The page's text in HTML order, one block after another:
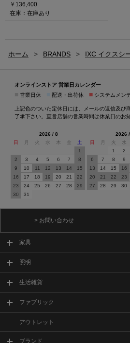
￥136,400
在庫：在庫あり
ホーム > BRANDS > IXC イクスシ
オンラインストア 営業日カレンダー
営業日休 配送・出荷休 ■ システムメン
上記色のついた定休日には、メールの返信及び
了承下さい。直営店舗の営業時間は休業日のお
2026 / 8
日
月 火 水 木 金
土
1
2
3 4 5 6 7
8
9
10 11 12 13 14
15
16
17 18 19 20 21
22
23
24 25 26 27 28
29
30
31
2026
日
月 火 水
1
2
6
7 8 9
13
14 15 16
20
21 22 23
27
28 29 30
> お問い合わせ
家具
照明
生活雑貨
ファブリック
アウトレット
ブランド